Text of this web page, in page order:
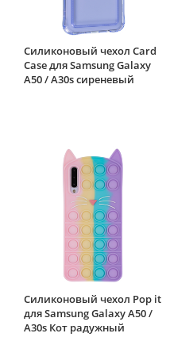
Силиконовый чехол Card
Case для Samsung Galaxy
A50 / A30s сиреневый
Силиконовый чехол Pop it
для Samsung Galaxy A50 /
A30s Кот радужный